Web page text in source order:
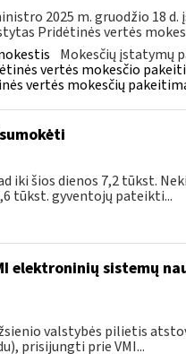
2025 m. gruodžio 18 d.
Pridėtinės vertės
Mokesčių įstatymų
vertės mokesčio
vertės mokesčių
iki šios dienos 7,2 tūkst.
tūkst. gyventojų pateikti...
elektroninių sistemų
valstybės pilietis
prisijungti prie VMI...